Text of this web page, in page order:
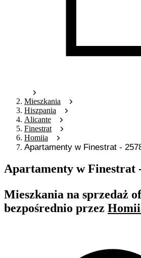
Mieszkania
Hiszpania
Alicante
Finestrat
Homiia
Apartamenty w Finestrat -
Apartamenty w Finestrat
Mieszkania na sprzedaż
bezpośrednio przez